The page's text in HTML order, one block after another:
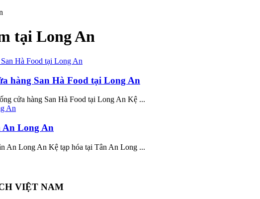
tại Long An
hàng San Hà Food tại Long An
cửa hàng San Hà Food tại Long An Kệ ...
An Long An
An Long An Kệ tạp hóa tại Tân An Long ...
VIỆT NAM